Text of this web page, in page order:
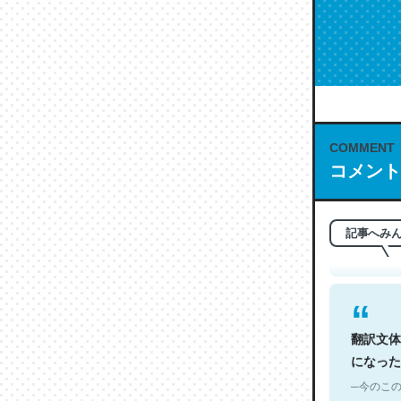
COMMENT
コメン
記事へみ
もお勧
─今のこ
翻訳文
になった
─今のこ